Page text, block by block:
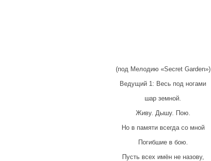
(под Мелодию «Secret Garden»)
Ведущий 1: Весь под ногами
шар земной.
Живу. Дышу. Пою.
Но в памяти всегда со мной
Погибшие в бою.
Пусть всех имён не назову,